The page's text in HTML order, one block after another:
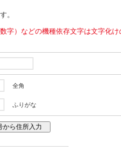
。
）などの機種依存文字は文字化け
全角
ふりがな
から住所入力